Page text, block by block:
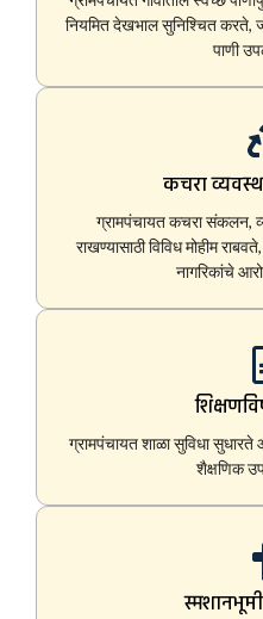
नियमित देखभाल सुनिश्चित करते,
पाणी
कचरा
ग्रामपंचायत कचरा संकलन,
राखण्यासाठी विविध मोहीम
नागरिकांचे
ग्रामपंचायत शाळा सुविधा सुधारते
शैक्षणिक